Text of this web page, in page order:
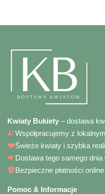
Kwiaty Bukiety – dostawa
Współpracujemy z
Świeże kwiaty i szybka
Dostawa tego samego
Bezpieczne płatności online
Pomoc & Informacje